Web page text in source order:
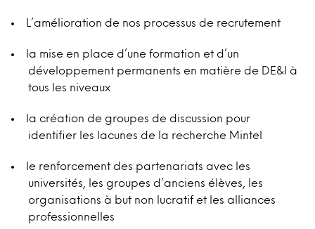
L’amélioration de nos processus de recrutement
la mise en place d’une formation et d’un
développement permanents en matière de DE&I à
tous les niveaux
la création de groupes de discussion pour
identifier les lacunes de la recherche Mintel
le renforcement des partenariats avec les
universités, les groupes d’anciens élèves, les
organisations à but non lucratif et les alliances
professionnelles